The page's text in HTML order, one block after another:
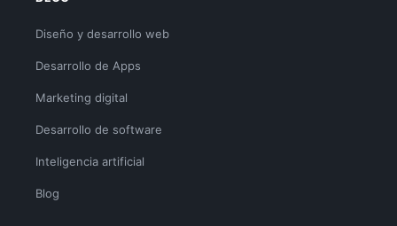
Diseño y desarrollo web
Desarrollo de Apps
Marketing digital
Desarrollo de software
Inteligencia artificial
Blog